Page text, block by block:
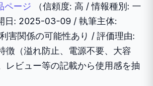
ページ （信頼度: 高 / 情報種別: 一
日: 2025-03-09 / 執筆主体:
害関係の可能性あり / 評価理由:
徴（溢れ防止、電源不要、大容
レビュー等の記載から使用感を抽